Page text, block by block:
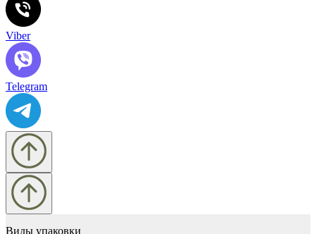
Viber
Telegram
Виды упаковки